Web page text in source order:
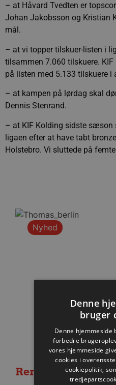
– at Håvard Tvedten er
Johan Jakobsson og Kristian
mål.
– at vi topper tilskuer-listen i
tilsammen 7.060 tilskuere.
på listen med 5.133 tilskuere i
– at kampen på lørdag skal
Dennis Stenrand.
– at KIF Kolding sidste sæson
ligaen efter at have tabt
Holstebro. Vi sluttede på
Nyhed
Remis i første
Denne
bruger
Denne hjemmeside
forbedre
vores hjemmeside
cookies i
cookiepolitik,